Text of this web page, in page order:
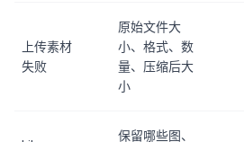
上传素材
失败
原始文件大
小、格式、数
量、压缩后大
小
保留哪些图、